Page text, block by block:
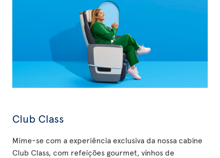
Club Class
Mime-se com a experiência exclusiva da nossa cabine
Club Class, com refeições gourmet, vinhos de